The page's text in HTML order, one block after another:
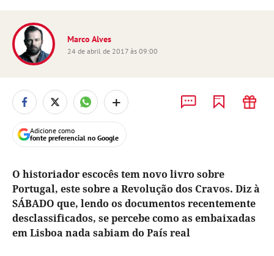
Marco Alves
24 de abril de 2017 às 09:00
+
Adicione como
fonte preferencial no Google
O historiador escocês tem novo livro sobre
Portugal, este sobre a Revolução dos Cravos. Diz à
SÁBADO que, lendo os documentos recentemente
desclassificados, se percebe como as embaixadas
em Lisboa nada sabiam do País real